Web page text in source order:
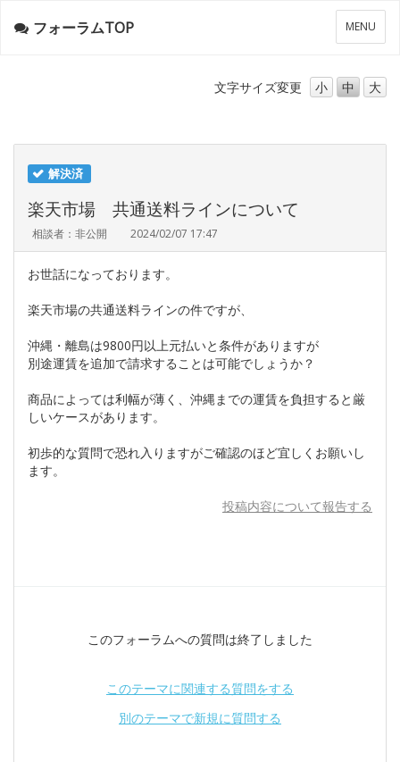
メ
ニ
ー
MENU
フォーラムTOP
文字サイズ変更 小 中 大
解決済
楽天市場 共通送料ラインについて
相談者：非公開 2024/02/07 17:47
お世話になっております。
楽天市場の共通送料ラインの件ですが、
沖縄・離島は9800円以上元払いと条件がありますが
別途運賃を追加で請求することは可能でしょうか？
商品によっては利幅が薄く、沖縄までの運賃を負担すると厳
しいケースがあります。
初歩的な質問で恐れ入りますがご確認のほど宜しくお願いし
ます。
投稿内容について報告する
このフォーラムへの質問は終了しました
このテーマに関連する質問をする
別のテーマで新規に質問する